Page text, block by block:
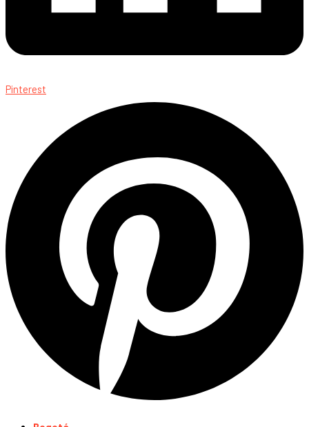
Pinterest